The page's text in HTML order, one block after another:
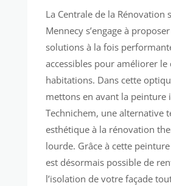
La Centrale de la Rénovation
Mennecy s’engage à
solutions à la fois
accessibles pour améliorer le
habitations. Dans cette
mettons en avant la peinture
Technichem, une alternative
esthétique à la rénovation
lourde. Grâce à cette
est désormais possible de
l’isolation de votre façade